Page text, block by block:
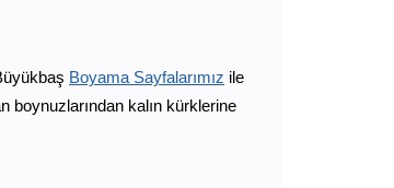
Boyama Sayfalarımız ile
kalın kürklerine